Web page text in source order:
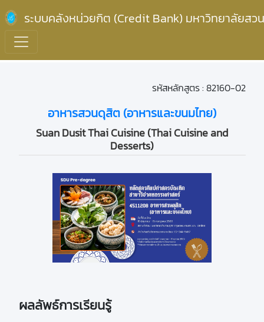
ระบบคลังหน่วยกิต (Credit Bank) มหาวิทยาลัยส
รหัสหลักสูตร : 82160-02
อาหารสวนดุสิต (อาหารและขนมไทย)
Suan Dusit Thai Cuisine (Thai Cuisine and
Desserts)
ผลลัพธ์การเรียนรู้